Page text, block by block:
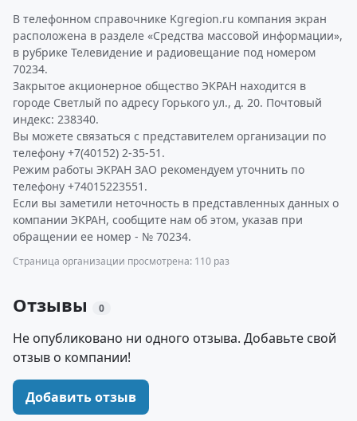
В телефонном справочнике Kgregion.ru компания экран
расположена в разделе «Средства массовой информации»,
в рубрике Телевидение и радиовещание под номером
70234.
Закрытое акционерное общество ЭКРАН находится в
городе Светлый по адресу Горького ул., д. 20. Почтовый
индекс: 238340.
Вы можете связаться с представителем организации по
телефону +7(40152) 2-35-51.
Режим работы ЭКРАН ЗАО рекомендуем уточнить по
телефону +74015223551.
Если вы заметили неточность в представленных данных о
компании ЭКРАН, сообщите нам об этом, указав при
обращении ее номер - № 70234.
Страница организации просмотрена: 110 раз
Отзывы 0
Не опубликовано ни одного отзыва. Добавьте свой
отзыв о компании!
Добавить отзыв